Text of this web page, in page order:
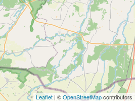
Leaflet | ©OpenStreetMapcontributors